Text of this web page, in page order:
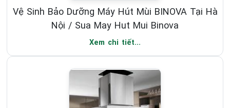
Vệ Sinh Bảo Dưỡng Máy Hút Mùi BINOVA Tại Hà
Nội / Sua May Hut Mui Binova
Xem chi tiết...